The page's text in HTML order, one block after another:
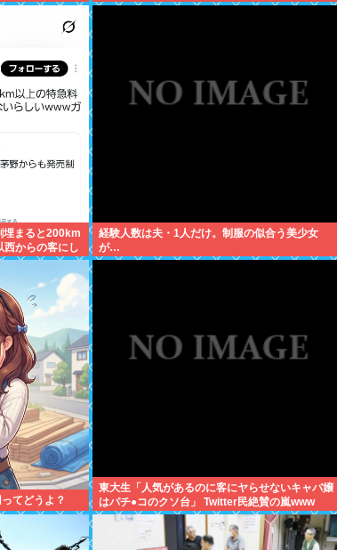
埋まると200km
西からの客にし
経験人数は夫・1人だけ。制服の似合う美少女
が…
てどうよ？
東大生「人気があるのに客にヤらせないキャバ嬢
はパチ●コのクソ台」 Twitter民絶賛の嵐www